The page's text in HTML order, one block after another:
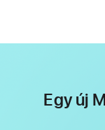
Egy új